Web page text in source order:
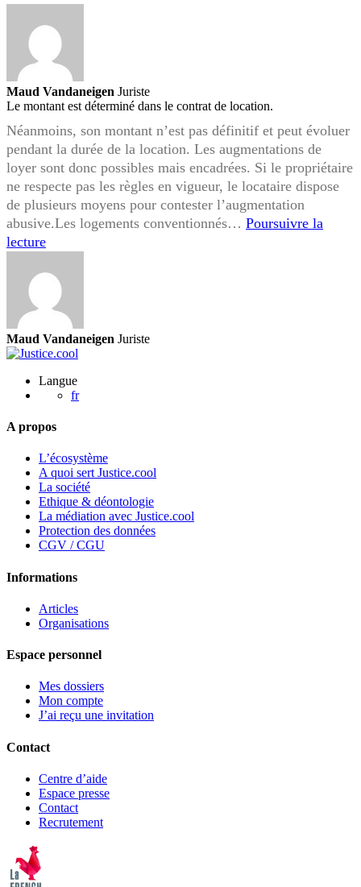
Maud Vandaneigen Juriste
Le montant est déterminé dans le contrat de location.
Néanmoins, son montant n’est pas définitif et peut évoluer
pendant la durée de la location. Les augmentations de
loyer sont donc possibles mais encadrées. Si le propriétaire
ne respecte pas les règles en vigueur, le locataire dispose
de plusieurs moyens pour contester l’augmentation
abusive.Les logements conventionnés… Poursuivre la
lectureAugmentation
loyer,
quels
recours
pour
le
?
Maud Vandaneigen Juriste
Langue
fr
A propos
L’écosystème
A quoi sert Justice.cool
La société
Ethique & déontologie
La médiation avec Justice.cool
Protection des données
CGV / CGU
Informations
Articles
Organisations
Espace personnel
Mes dossiers
Mon compte
J’ai reçu une invitation
Contact
Centre d’aide
Espace presse
Contact
Recrutement